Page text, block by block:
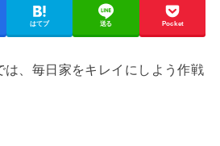
はてブ 送る Pocket
は、毎日家をキレイにしよう作戦